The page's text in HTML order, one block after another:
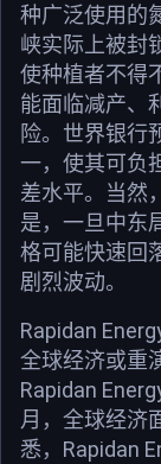
种广泛使用的
峡实际上被封
使种植者不得
能面临减产、
险。世界银行
一，使其可负
差水平。当然
是，一旦中东
格可能快速回
剧烈波动。
Rapidan
全球经济或重
Rapidan
月，全球经济
悉，Rapidan